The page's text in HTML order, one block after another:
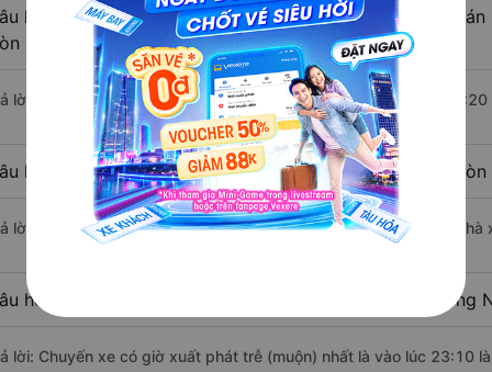
hỏi: Mỗi ngày có bao nhiêu chuyến xe khách Định
?
lời: Trung bình mỗi ngày có khoảng 62 chuyến xe bắt đầu từ
hỏi: Nhà xe đi Định Quán - Đồng Nai Quận 11 - Sài
lời: Chuyến xe có giờ xuất phát sớm nhất vào lúc 1:20 là của nhà
hỏi: Nhà xe đi Quận 11 - Sài Gòn từ Định Quán - Đồng
lời: Chuyến xe có giờ xuất phát trễ (muộn) nhất là vào lúc 23:10